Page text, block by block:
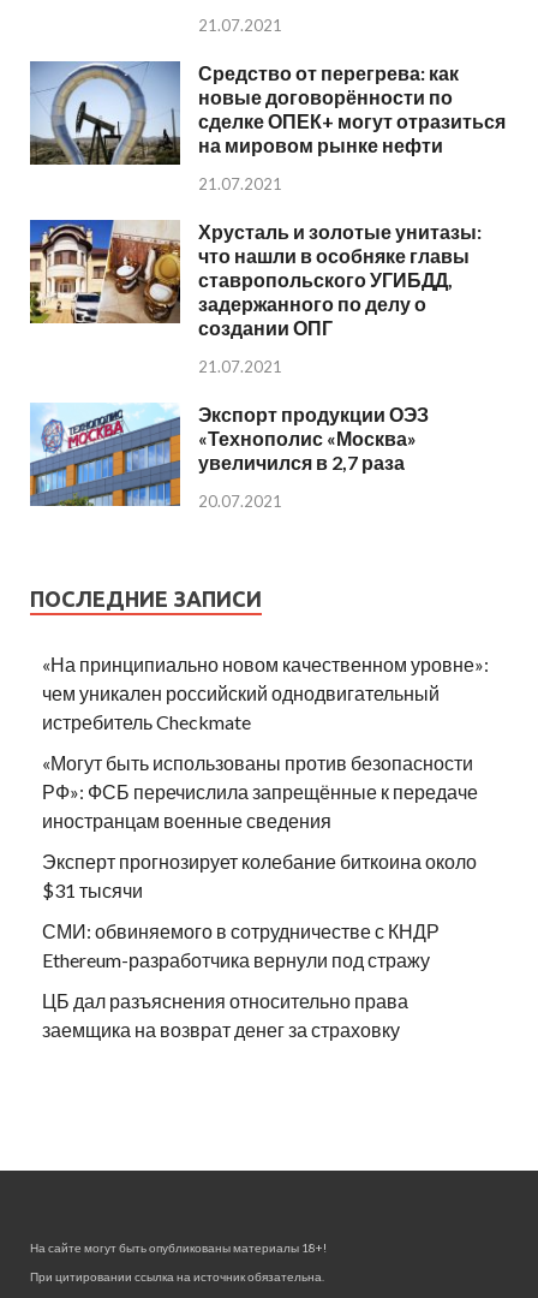
21.07.2021
Средство от перегрева: как
новые договорённости по
сделке ОПЕК+ могут отразиться
на мировом рынке нефти
21.07.2021
Хрусталь и золотые унитазы:
что нашли в особняке главы
ставропольского УГИБДД,
задержанного по делу о
создании ОПГ
21.07.2021
Экспорт продукции ОЭЗ
«Технополис «Москва»
увеличился в 2,7 раза
20.07.2021
ПОСЛЕДНИЕ ЗАПИСИ
«На принципиально новом качественном уровне»:
чем уникален российский однодвигательный
истребитель Checkmate
«Могут быть использованы против безопасности
РФ»: ФСБ перечислила запрещённые к передаче
иностранцам военные сведения
Эксперт прогнозирует колебание биткоина около
$31 тысячи
СМИ: обвиняемого в сотрудничестве с КНДР
Ethereum-разработчика вернули под стражу
ЦБ дал разъяснения относительно права
заемщика на возврат денег за страховку
На сайте могут быть опубликованы материалы 18+!
При цитировании ссылка на источник обязательна.